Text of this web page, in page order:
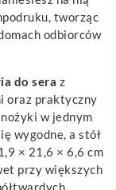
tworząc
odbiorców
do sera z
oraz praktyczny
w jednym
wygodne, a stół
× 21,6 × 6,6 cm
przy większych